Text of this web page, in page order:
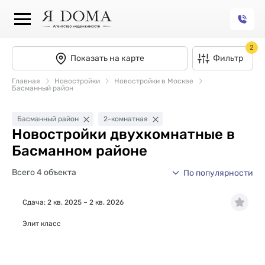
Показать на карте Фильтр
2
Главная Новостройки
Новостройки в Москве
Басманный район
Басманный район 2-комнатная
Новостройки двухкомнатные в
Басманном районе
Всего 4 объекта По популярности
Сдача: 2 кв. 2025 – 2 кв. 2026
Элит класс